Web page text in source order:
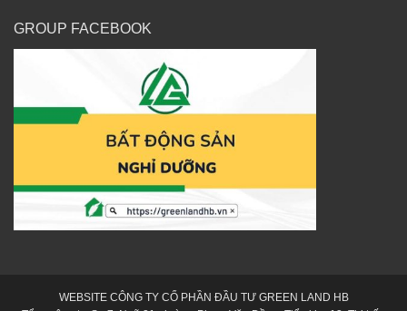
GROUP FACEBOOK
WEBSITE CÔNG TY CỔ PHẦN ĐẦU TƯ GREEN LAND HB